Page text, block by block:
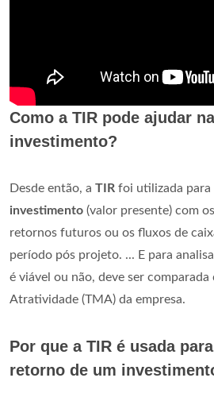
Como a TIR pode ajudar
investimento?
Desde então, a TIR foi utilizada para
investimento (valor presente) com
retornos futuros ou os fluxos de
período pós projeto. ... E para
é viável ou não, deve ser comparada
Atratividade (TMA) da empresa.
Por que a TIR é usada
retorno de um